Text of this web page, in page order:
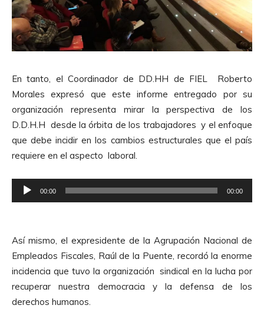
o
r
d
e
u
d
i
o
En tanto, el Coordinador de DD.HH de FIEL Roberto
Morales expresó que este informe entregado por su
organización representa mirar la perspectiva de los
D.D.H.H desde la órbita de los trabajadores y el enfoque
que debe incidir en los cambios estructurales que el país
requiere en el aspecto laboral.
e
o
d
u
c
t
00:00 00:00
Así mismo, el expresidente de la Agrupación Nacional de
Empleados Fiscales, Raúl de la Puente, recordó la enorme
incidencia que tuvo la organización sindical en la lucha por
recuperar nuestra democracia y la defensa de los
derechos humanos.